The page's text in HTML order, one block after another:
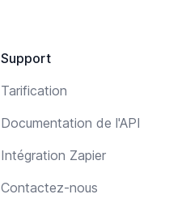
Support
Tarification
Documentation de l'API
Intégration Zapier
Contactez-nous